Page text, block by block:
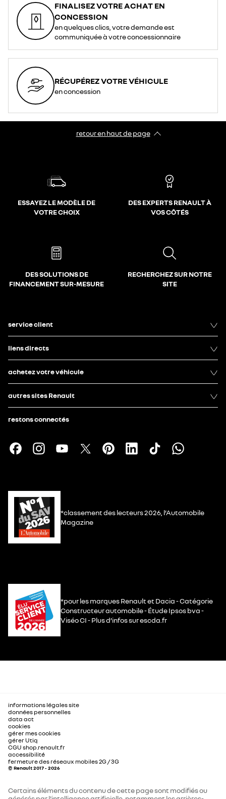
FINALISEZ VOTRE ACHAT EN
CONCESSION
en quelques clics, votre demande est
communiquée à votre concessionnaire
RÉCUPÉREZ VOTRE VÉHICULE
en concession
retour en haut de page​
ESSAYEZ LE MODÈLE DE
VOTRE CHOIX
DES EXPERTS RENAULT À
VOS CÔTÉS
DES SOLUTIONS DE
FINANCEMENT SUR-MESURE
RECHERCHEZ SUR NOTRE
SITE
service client
liens directs
achetez votre véhicule
autres sites Renault
restons connectés
*classement des lecteurs 2026, l’Automobile
Magazine
*pour les marques Renault et Dacia - Catégorie
Constructeur automobile - Étude Ipsos bva -
Viséo CI - Plus d’infos sur escda.fr
informations légales site
données personnelles
data act
cookies
gérer mes cookies
gérer Utiq
CGU shop.renault.fr
accessibilité
fermeture des réseaux mobiles 2G / 3G
© Renault 2017 - 2026
Certains éléments du contenu de cette page sont modifiés ou